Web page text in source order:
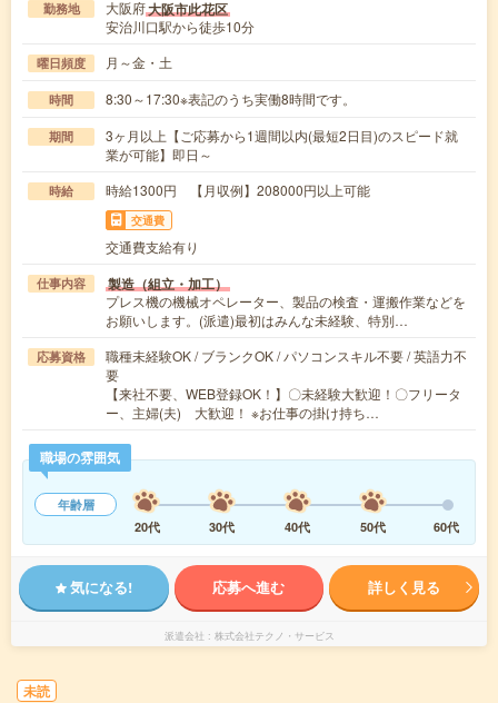
勤務地 大阪府大阪市此花区
安治川口駅から徒歩10分
曜日頻度 月～金・土
時間 8:30～17:30※表記のうち実働8時間です。
期間
3ヶ月以上【ご応募から1週間以内(最短2日目)のスピード就
業が可能】即日～
時給 時給1300円 【月収例】208000円以上可能
交通費
交通費支給有り
仕事内容 製造（組立・加工）
プレス機の機械オペレーター、製品の検査・運搬作業などを
お願いします。(派遣)最初はみんな未経験、特別…
応募資格
職種未経験OK / ブランクOK / パソコンスキル不要 / 英語力不
要
【来社不要、WEB登録OK！】〇未経験大歓迎！〇フリータ
ー、主婦(夫) 大歓迎！ ※お仕事の掛け持ち…
職場の雰囲気
年齢層
20代
30代 40代 50代 60代
気になる! 応募へ進む 詳しく見る
派遣会社 株式会社テクノ・サービス
未読